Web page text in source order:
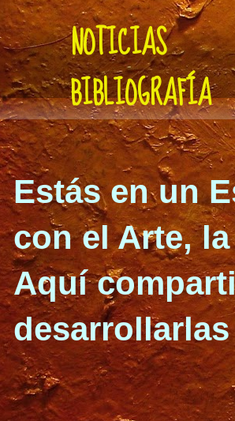
NOTICIAS
BIBLIOGRAFÍA
Estás en un
con el Arte,
Aquí